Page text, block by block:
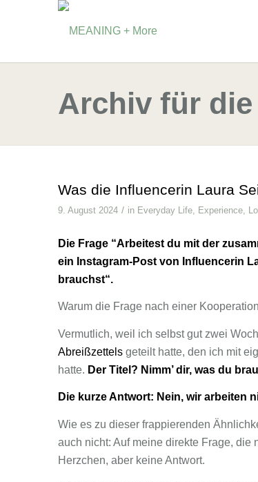
Archiv für
Was die Influencerin Laura
9. August 2024 / in Everyday Life, Experience,
Die Frage “Arbeitest du mit der
ein Instagram-Postvon Influencerin
brauchst“.
Warum die Frage nach einer
Vermutlich, weil ich selbst gut zwei
Abreißzettelsgeteilt hatte, den ich mit
hatte. Der Titel? Nimm’ dir, was du
Die kurze Antwort: Nein, wir arbeiten
Wie es zu dieser frappierenden
auch nicht: Auf meine direkte Frage,
Herzchen, aber keine Antwort.